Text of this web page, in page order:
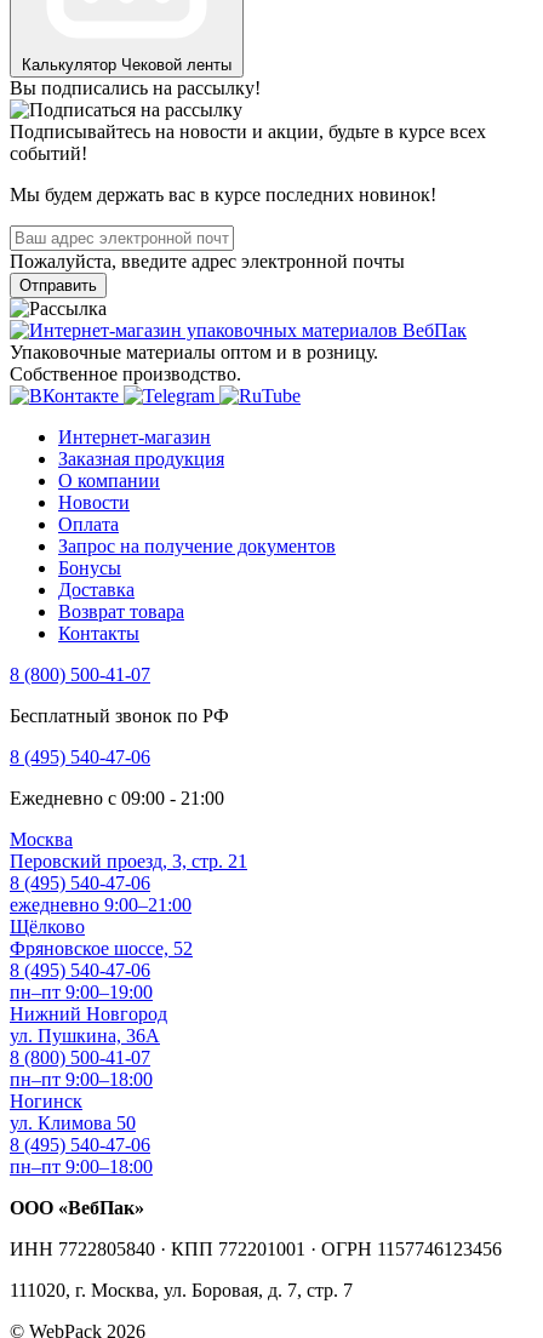
Калькулятор Чековой ленты
Вы подписались на рассылку!
Подписывайтесь на новости и акции, будьте в курсе всех
событий!
Мы будем держать вас в курсе последних новинок!
Пожалуйста, введите адрес электронной почты
Отправить
Упаковочные материалы оптом и в розницу.
Собственное производство.
Интернет-магазин
Заказная продукция
О компании
Новости
Оплата
Запрос на получение документов
Бонусы
Доставка
Возврат товара
Контакты
8 (800) 500-41-07
Бесплатный звонок по РФ
8 (495) 540-47-06
Ежедневно с 09:00 - 21:00
Москва
Перовский проезд, 3, стр. 21
8 (495) 540-47-06
ежедневно 9:00–21:00
Щёлково
Фряновское шоссе, 52
8 (495) 540-47-06
пн–пт 9:00–19:00
Нижний Новгород
ул. Пушкина, 36А
8 (800) 500-41-07
пн–пт 9:00–18:00
Ногинск
ул. Климова 50
8 (495) 540-47-06
пн–пт 9:00–18:00
ООО «ВебПак»
ИНН 7722805840 · КПП 772201001 · ОГРН 1157746123456
111020, г. Москва, ул. Боровая, д. 7, стр. 7
© WebPack 2026